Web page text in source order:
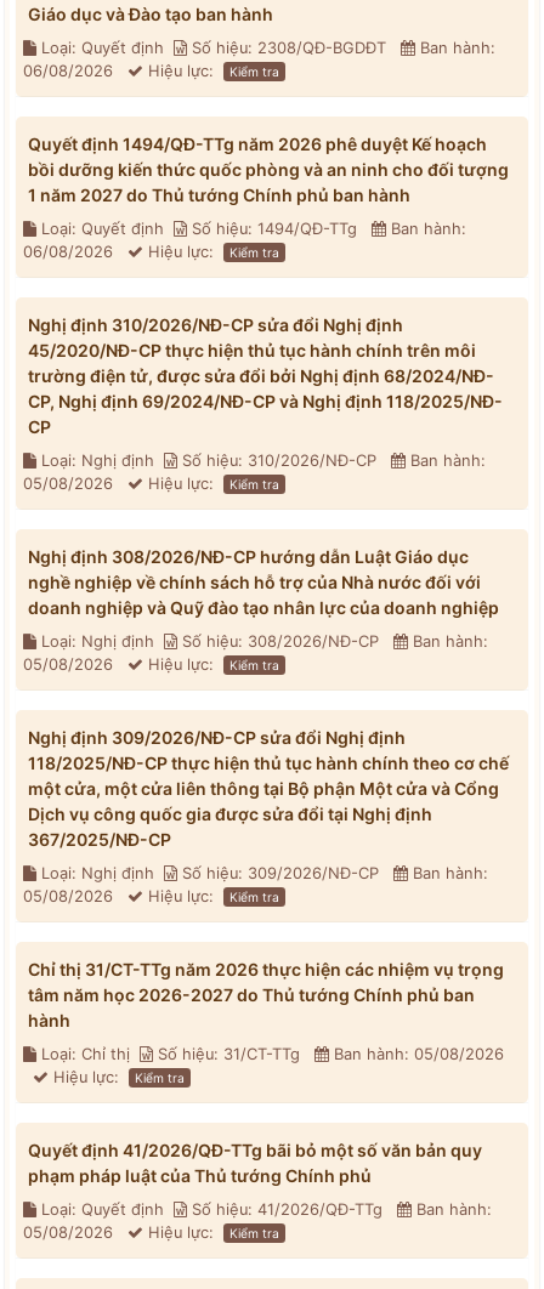
Giáo dục và Đào tạo ban hành
Loại: Quyết định Số hiệu: 2308/QĐ-BGDĐT
Ban hành:
06/08/2026
Hiệu lực: Kiểm tra
Quyết định 1494/QĐ-TTg năm 2026 phê duyệt Kế hoạch
bồi dưỡng kiến thức quốc phòng và an ninh cho đối tượng
1 năm 2027 do Thủ tướng Chính phủ ban hành
Loại: Quyết định Số hiệu: 1494/QĐ-TTg
Ban hành:
06/08/2026
Hiệu lực: Kiểm tra
Nghị định 310/2026/NĐ-CP sửa đổi Nghị định
45/2020/NĐ-CP thực hiện thủ tục hành chính trên môi
trường điện tử, được sửa đổi bởi Nghị định 68/2024/NĐ-
CP, Nghị định 69/2024/NĐ-CP và Nghị định 118/2025/NĐ-
CP
Loại: Nghị định Số hiệu: 310/2026/NĐ-CP
Ban hành:
05/08/2026
Hiệu lực: Kiểm tra
Nghị định 308/2026/NĐ-CP hướng dẫn Luật Giáo dục
nghề nghiệp về chính sách hỗ trợ của Nhà nước đối với
doanh nghiệp và Quỹ đào tạo nhân lực của doanh nghiệp
Loại: Nghị định Số hiệu: 308/2026/NĐ-CP
Ban hành:
05/08/2026
Hiệu lực: Kiểm tra
Nghị định 309/2026/NĐ-CP sửa đổi Nghị định
118/2025/NĐ-CP thực hiện thủ tục hành chính theo cơ chế
một cửa, một cửa liên thông tại Bộ phận Một cửa và Cổng
Dịch vụ công quốc gia được sửa đổi tại Nghị định
367/2025/NĐ-CP
Loại: Nghị định Số hiệu: 309/2026/NĐ-CP
Ban hành:
05/08/2026
Hiệu lực: Kiểm tra
Chỉ thị 31/CT-TTg năm 2026 thực hiện các nhiệm vụ trọng
tâm năm học 2026-2027 do Thủ tướng Chính phủ ban
hành
Loại: Chỉ thị Số hiệu: 31/CT-TTg
Ban hành: 05/08/2026
Hiệu lực:
Kiểm tra
Quyết định 41/2026/QĐ-TTg bãi bỏ một số văn bản quy
phạm pháp luật của Thủ tướng Chính phủ
Loại: Quyết định Số hiệu: 41/2026/QĐ-TTg
Ban hành:
05/08/2026
Hiệu lực: Kiểm tra